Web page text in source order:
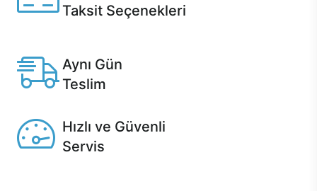
Taksit Seçenekleri
Aynı Gün
Teslim
Hızlı ve Güvenli
Servis